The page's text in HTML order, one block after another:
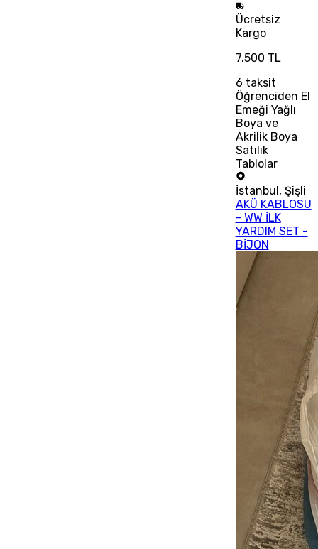
Ücretsiz
Kargo
7.500 TL
6 taksit
Öğrenciden El
Emeği Yağlı
Boya ve
Akrilik Boya
Satılık
Tablolar
İstanbul, Şişli
AKÜ KABLOSU
- WW İLK
YARDIM SET -
BİJON